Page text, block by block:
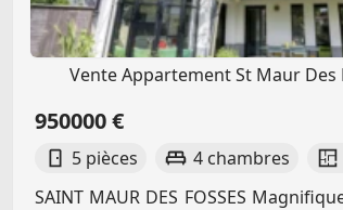
Vente Appartement St Maur Des
950000 €
5 pièces 4 chambres
SAINT MAUR DES FOSSES